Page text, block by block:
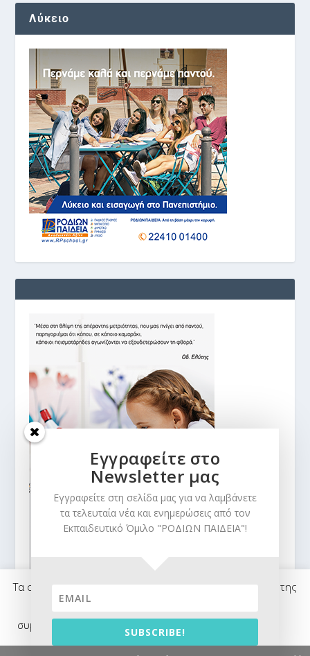
Λύκειο
© Ροδίων Παιδεία 2017 - Powered by SA
Τα cookies βοηθούν ανώνυμα στην εύρυθμη λειτουργία της
σελίδας μας. Χρησιμοποιώντας τις υπηρεσίες μας
συμφωνείτε στη χρήση τους από εμάς.
Θέλω να μάθω περισσότερα
Εγγραφείτε στο
Newsletter μας
Εγγραφείτε στη σελίδα μας για να λαμβάνετε
τα τελευταία νέα και ενημερώσεις από τον
Εκπαιδευτικό Όμιλο "ΡΟΔΙΩΝ ΠΑΙΔΕΙΑ"!
SUBSCRIBE!